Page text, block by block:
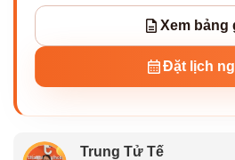
Xem bảng
Đặt lịch
Trung Tử Tế